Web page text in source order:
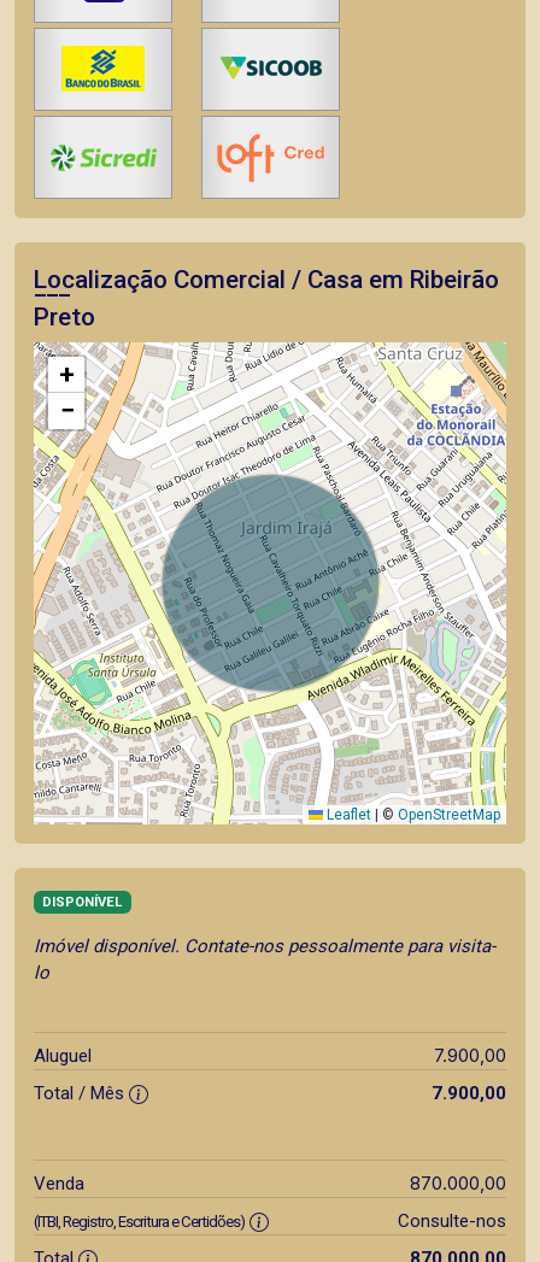
Localização Comercial / Casa em Ribeirão
Preto
+
−
Leaflet © OpenStreetMap
DISPONÍVEL
Imóvel disponível. Contate-nos pessoalmente para visita-
lo
Aluguel 7.900,00
Total / Mês 7.900,00
Venda 870.000,00
(ITBI, Registro, Escritura e Certidões)
Consulte-nos